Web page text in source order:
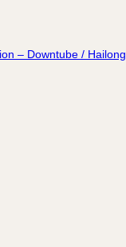
– Downtube / Hailong